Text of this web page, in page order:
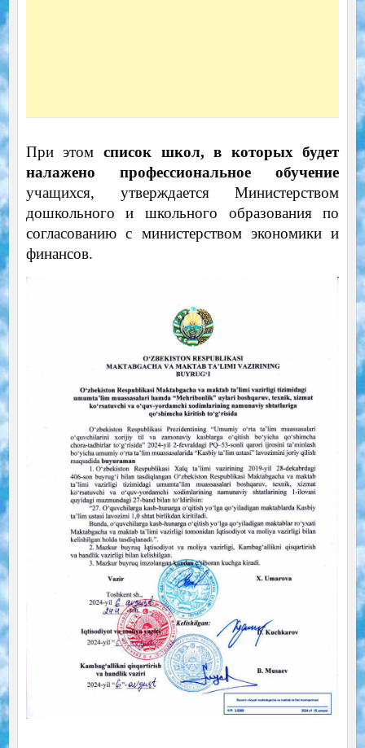
При этом список школ, в которых будет
налажено профессиональное обучение
учащихся, утверждается Министерством
дошкольного и школьного образования по
согласованию с министерством экономики и
финансов.